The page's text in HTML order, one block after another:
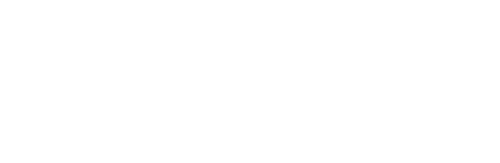
разницу между лёгкими объёмными позициями и